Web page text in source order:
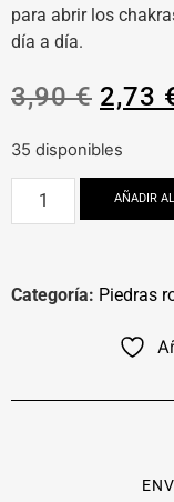
para abrir los
día a día.
3,90€ 2,73
35 disponibles
AÑADIR
Categoría: Piedras